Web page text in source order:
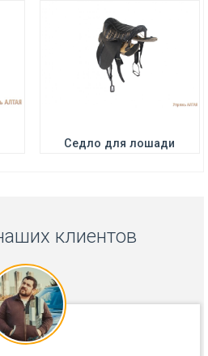
Седло для лошади
клиентов